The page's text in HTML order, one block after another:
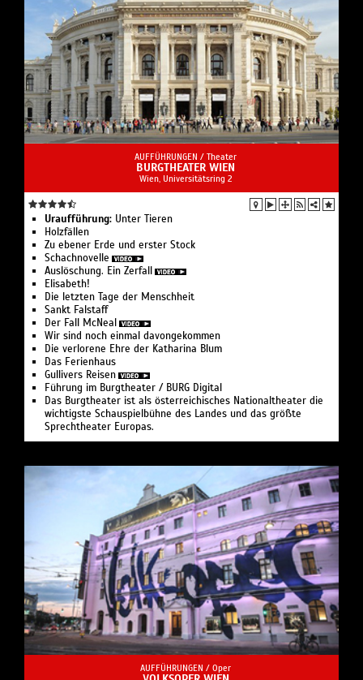
AUFFÜHRUNGEN / Theater
BURGTHEATER WIEN
Wien, Universitätsring 2
Uraufführung: Unter Tieren
Holzfällen
Zu ebener Erde und erster Stock
Schachnovelle
Auslöschung. Ein Zerfall
Elisabeth!
Die letzten Tage der Menschheit
Sankt Falstaff
Der Fall McNeal
Wir sind noch einmal davongekommen
Die verlorene Ehre der Katharina Blum
Das Ferienhaus
Gullivers Reisen
Führung im Burgtheater / BURG Digital
Das Burgtheater ist als österreichisches Nationaltheater die
wichtigste Schauspielbühne des Landes und das größte
Sprechtheater Europas.
AUFFÜHRUNGEN / Oper